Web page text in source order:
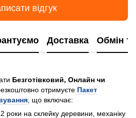
відгук
Доставка Обмін
Безготівковий, Онлайн чи
отримуєте Пакет
, що включає:
2 роки на склейку деревини, механіку